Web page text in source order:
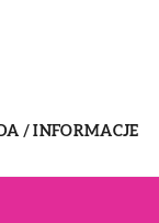
/ INFORMACJE